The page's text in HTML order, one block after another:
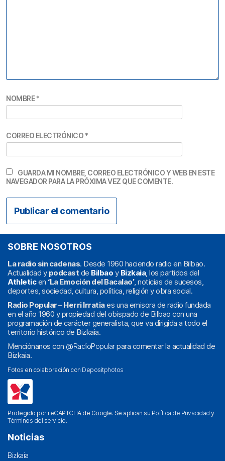
NOMBRE*
CORREO ELECTRÓNICO *
GUARDA MI NOMBRE, CORREO ELECTRÓNICO Y WEB EN ESTE
NAVEGADOR PARA LA PRÓXIMA VEZ QUE COMENTE.
SOBRE NOSOTROS
La radio sin cadenas. Desde 1960 haciendo radio en Bilbao.
Actualidad y podcast de Bilbao y Bizkaia, los partidos del
Athleticen ‘La Emoción del Bacalao’, noticias de sucesos,
deportes, sociedad, cultura, política, religión y obra social.
Radio Popular – Herri Irratiaes una emisora de radio fundada
en el año 1960 y propiedad del obispado de Bilbao con una
programación de carácter generalista, que va dirigida a todo el
territorio histórico de Bizkaia.
Menciónanos con @RadioPopularpara comentar la actualidad de
Bizkaia.
Fotos en colaboración con Depositphotos
Protegido por reCAPTCHA de Google. Se aplican su Política de Privacidad y
Términos del servicio.
Noticias
Bizkaia